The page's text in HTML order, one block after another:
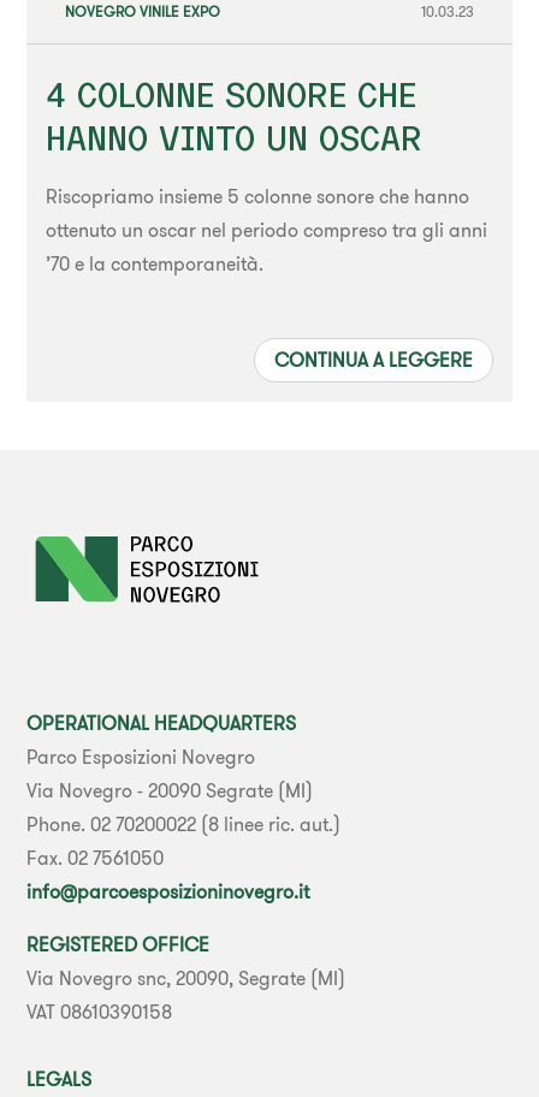
NOVEGRO VINILE EXPO 10.03.23
4 COLONNE SONORE CHE
HANNO VINTO UN OSCAR
Riscopriamo insieme 5 colonne sonore che hanno
ottenuto un oscar nel periodo compreso tra gli anni
’70 e la contemporaneità.
CONTINUA A LEGGERE
OPERATIONAL HEADQUARTERS
Parco Esposizioni Novegro
Via Novegro - 20090 Segrate (MI)
Phone. 02 70200022 (8 linee ric. aut.)
Fax. 02 7561050
info@parcoesposizioninovegro.it
REGISTERED OFFICE
Via Novegro snc, 20090, Segrate (MI)
VAT 08610390158
LEGALS